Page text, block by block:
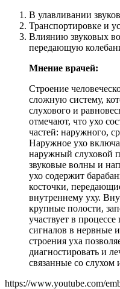
В улавливании
Транспортировке и
Влиянию звуковых
передающую
Мнение врачей:
Строение
сложную систему,
слухового и
отмечают, что ухо
частей: наружного,
Наружное ухо
наружный слуховой
звуковые волны и
ухо содержит
косточки,
внутреннему уху.
крупные полости,
участвует в
сигналов в нервные
строения уха
диагностировать и
связанные со слухом
https://www.youtube.com/